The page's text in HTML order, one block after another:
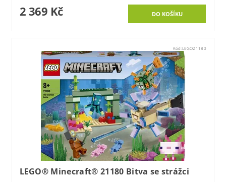
2 369 Kč
Kód:LEGO21180
LEGO® Minecraft® 21180 Bitva se strážci